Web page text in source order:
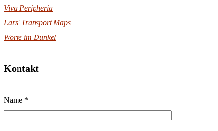
Viva Peripheria
Lars' Transport Maps
Worte im Dunkel
Kontakt
t
Name *